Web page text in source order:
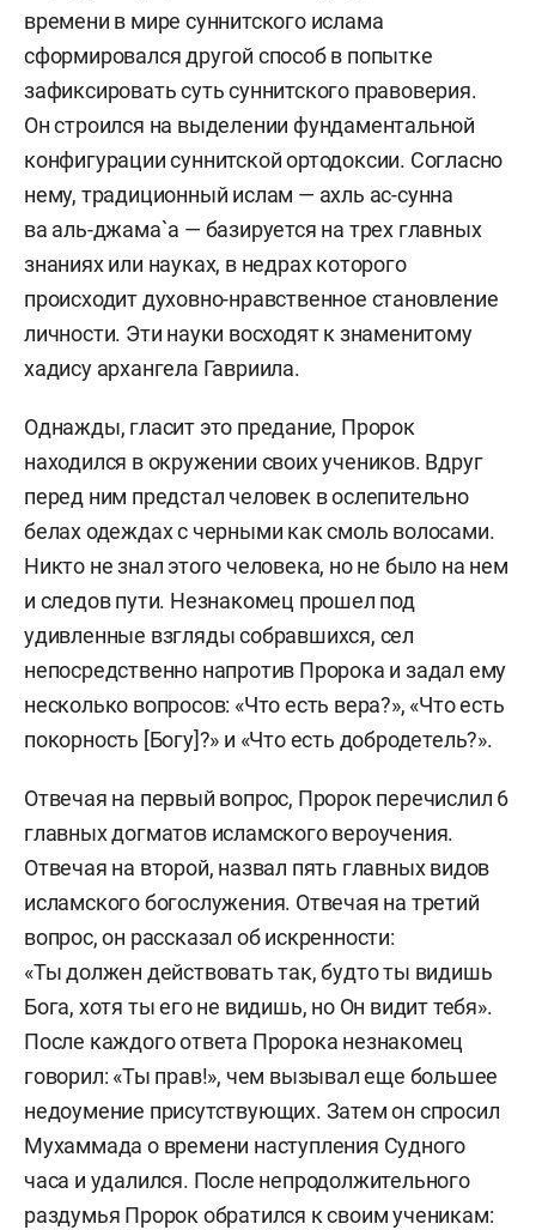
времени в мире суннитского ислама
сформировался другой способ в попытке
зафиксировать суть суннитского правоверия.
Он строился на выделении фундаментальной
конфигурации суннитской ортодоксии. Согласно
нему, традиционный ислам — ахль ас-сунна
ва аль-джама`а — базируется на трех главных
знаниях или науках, в недрах которого
происходит духовно-нравственное становление
личности. Эти науки восходят к знаменитому
хадису архангела Гавриила.
Однажды, гласит это предание, Пророк
находился в окружении своих учеников. Вдруг
перед ним предстал человек в ослепительно
белах одеждах с черными как смоль волосами.
Никто не знал этого человека, но не было на нем
и следов пути. Незнакомец прошел под
удивленные взгляды собравшихся, сел
непосредственно напротив Пророка и задал ему
несколько вопросов: «Что есть вера?», «Что есть
покорность [Богу]?» и «Что есть добродетель?».
Отвечая на первый вопрос, Пророк перечислил 6
главных догматов исламского вероучения.
Отвечая на второй, назвал пять главных видов
исламского богослужения. Отвечая на третий
вопрос, он рассказал об искренности:
«Ты должен действовать так, будто ты видишь
Бога, хотя ты его не видишь, но Он видит тебя».
После каждого ответа Пророка незнакомец
говорил: «Ты прав!», чем вызывал еще большее
недоумение присутствующих. Затем он спросил
Мухаммада о времени наступления Судного
часа и удалился. После непродолжительного
раздумья Пророк обратился к своим ученикам: